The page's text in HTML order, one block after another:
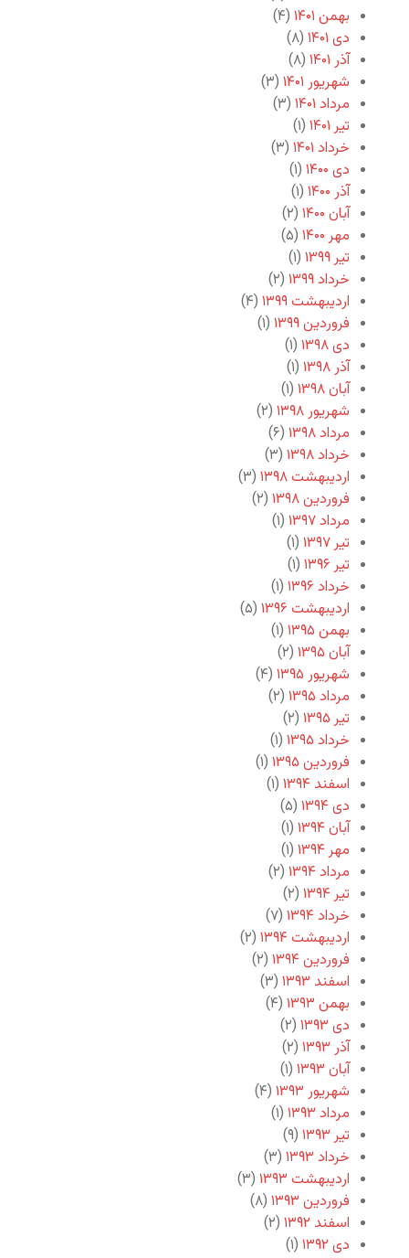
بهمن ۱۴۰۱
(۴)
دی ۱۴۰۱
(۸)
آذر ۱۴۰۱
(۸)
شهریور ۱۴۰۱
(۳)
مرداد ۱۴۰۱
(۳)
تیر ۱۴۰۱
(۱)
خرداد ۱۴۰۱
(۳)
دی ۱۴۰۰
(۱)
آذر ۱۴۰۰
(۱)
آبان ۱۴۰۰
(۲)
مهر ۱۴۰۰
(۵)
تیر ۱۳۹۹
(۱)
خرداد ۱۳۹۹
(۲)
اردیبهشت ۱۳۹۹
(۴)
فروردین ۱۳۹۹
(۱)
دی ۱۳۹۸
(۱)
آذر ۱۳۹۸
(۱)
آبان ۱۳۹۸
(۱)
شهریور ۱۳۹۸
(۲)
مرداد ۱۳۹۸
(۶)
خرداد ۱۳۹۸
(۳)
اردیبهشت ۱۳۹۸
(۳)
فروردین ۱۳۹۸
(۲)
مرداد ۱۳۹۷
(۱)
تیر ۱۳۹۷
(۱)
تیر ۱۳۹۶
(۱)
خرداد ۱۳۹۶
(۱)
اردیبهشت ۱۳۹۶
(۵)
بهمن ۱۳۹۵
(۱)
آبان ۱۳۹۵
(۲)
شهریور ۱۳۹۵
(۴)
مرداد ۱۳۹۵
(۲)
تیر ۱۳۹۵
(۲)
خرداد ۱۳۹۵
(۱)
فروردین ۱۳۹۵
(۱)
اسفند ۱۳۹۴
(۱)
دی ۱۳۹۴
(۵)
آبان ۱۳۹۴
(۱)
مهر ۱۳۹۴
(۱)
مرداد ۱۳۹۴
(۲)
تیر ۱۳۹۴
(۲)
خرداد ۱۳۹۴
(۷)
اردیبهشت ۱۳۹۴
(۲)
فروردین ۱۳۹۴
(۲)
اسفند ۱۳۹۳
(۳)
بهمن ۱۳۹۳
(۴)
دی ۱۳۹۳
(۲)
آذر ۱۳۹۳
(۲)
آبان ۱۳۹۳
(۱)
شهریور ۱۳۹۳
(۴)
مرداد ۱۳۹۳
(۱)
تیر ۱۳۹۳
(۹)
خرداد ۱۳۹۳
(۳)
اردیبهشت ۱۳۹۳
(۳)
فروردین ۱۳۹۳
(۸)
اسفند ۱۳۹۲
(۲)
دی ۱۳۹۲
(۱)